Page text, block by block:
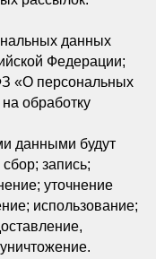
данных
Федерации;
«О персональных
обработку
данными будут
запись;
уточнение
использование;